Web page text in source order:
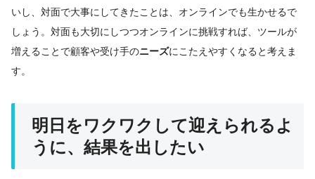
いし、対面で大事にしてきたことは、オンラインでも生かせるで
しょう。対面も大切にしつつオンラインに挑戦すれば、ツールが
増えることで顧客や受け手のニーズにこたえやすくなると考えま
す。
明日をワクワクして迎えられるよ
うに、結果を出したい